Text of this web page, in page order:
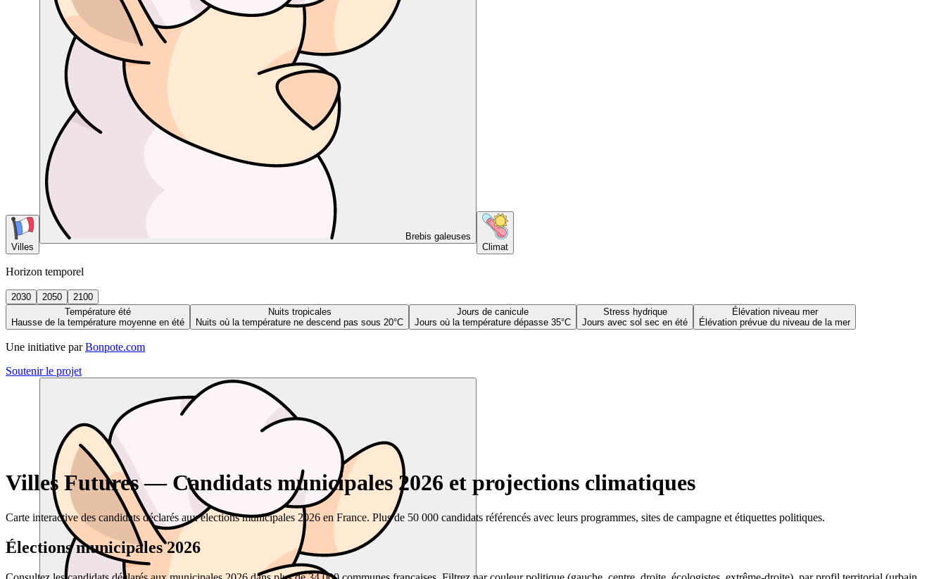
Villes
Brebis galeuses
Climat
Horizon temporel
2030 2050
2100
Température été
Hausse de la température moyenne en été
Nuits tropicales
Nuits où la température ne descend pas sous 20°C
Jours de canicule
Jours où la température dépasse 35°C
Stress hydrique
Jours avec sol sec en été
Élévation niveau mer
Élévation prévue du niveau de la mer
Une initiative par Bonpote.com
Soutenir le projet
Villes Futures — Candidats municipales 2026 et projections climatiques
Carte interactive des candidats déclarés aux élections municipales 2026 en France. Plus de 50 000 candidats référencés avec leurs programmes, sites de campagne et étiquettes politiques.
Élections municipales 2026